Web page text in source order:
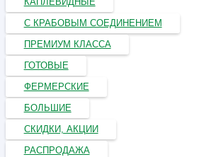
С КРАБОВЫМ СОЕДИНЕНИЕМ
ПРЕМИУМ КЛАССА
ГОТОВЫЕ
ФЕРМЕРСКИЕ
БОЛЬШИЕ
СКИДКИ, АКЦИИ
РАСПРОДАЖА